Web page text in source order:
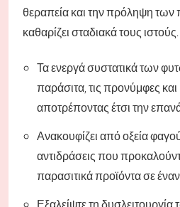
θεραπεία και την πρόληψη των
καθαρίζει σταδιακά τους ιστούς.
Τα ενεργά συστατικά των
παράσιτα, τις προνύμφες
αποτρέποντας έτσι την
Ανακουφίζει από οξεία
αντιδράσεις που
παρασιτικά προϊόντα σε
Εξαλείψτε τη δυσλειτουργία